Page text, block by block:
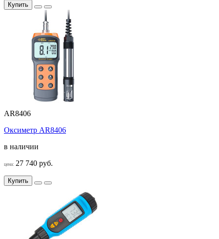
Купить
AR8406
Оксиметр AR8406
в наличии
цена: 27 740 руб.
Купить